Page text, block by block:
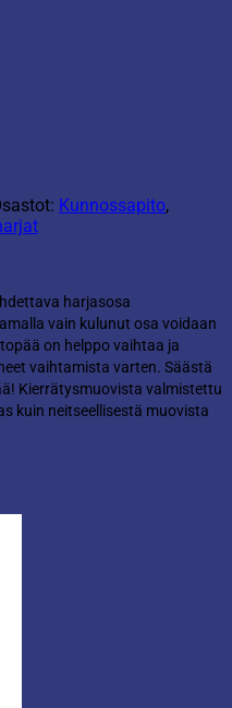
Kunnossapito,
harjasosa
vain kulunut osa voidaan
on helppo vaihtaa ja
vaihtamista varten. Säästä
Kierrätysmuovista valmistettu
kuin neitseellisestä muovista